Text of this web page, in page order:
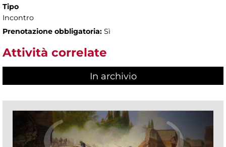
Tipo
Incontro
Prenotazione obbligatoria: Sì
Attività correlate
In archivio